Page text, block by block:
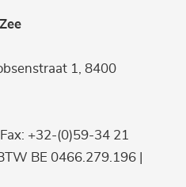
1, 8400
+32-(0)59-34 21
BE 0466.279.196 |